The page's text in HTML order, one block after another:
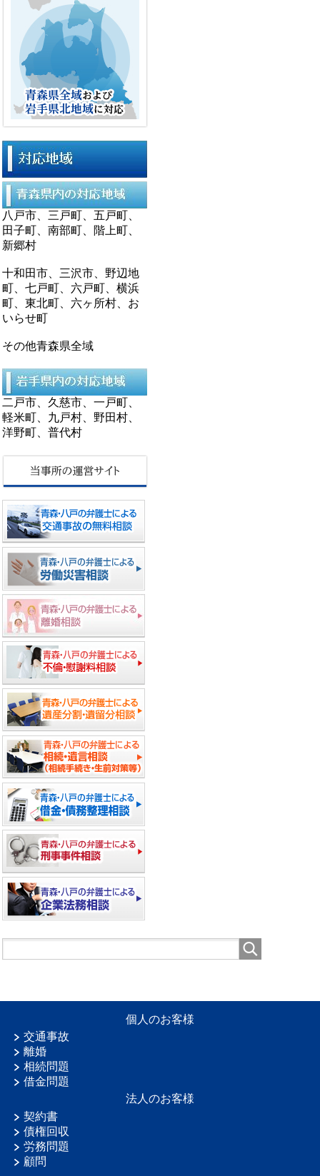
八戸市、三戸町、五戸町、
田子町、南部町、階上町、
新郷村
十和田市、三沢市、野辺地
町、七戸町、六戸町、横浜
町、東北町、六ヶ所村、お
いらせ町
その他青森県全域
二戸市、久慈市、一戸町、
軽米町、九戸村、野田村、
洋野町、普代村
個人のお客様
交通事故
離婚
相続問題
借金問題
法人のお客様
契約書
債権回収
労務問題
顧問